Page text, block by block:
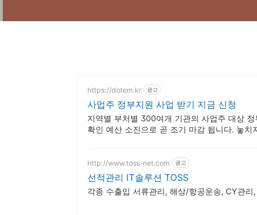
https://dotem.kr 광고
사업주 정부지원 사업 받기 지금 신청
지역별 부처별 300여개 기관의 사업주 대상
확인 예산 소진으로 곧 조기 마감 됩니다. 놓치
http://www.toss-net.com 광고
선적관리 IT솔루션 TOSS
각종 수출입 서류관리, 해상/항공운송, CY관리